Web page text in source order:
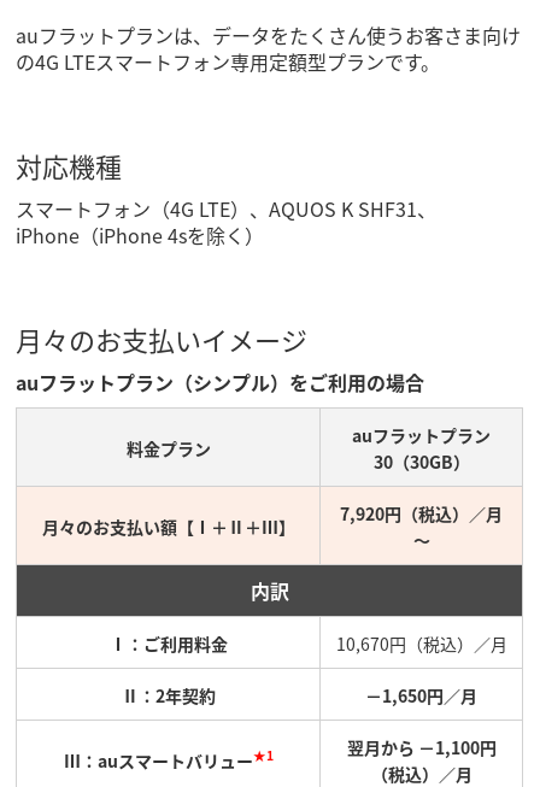
auフラットプランは、データをたくさん使うお客さま向け
の4G LTEスマートフォン専用定額型プランです。
対応機種
スマートフォン（4G LTE）、AQUOS K SHF31、
iPhone（iPhone 4sを除く）
月々のお支払いイメージ
auフラットプラン（シンプル）をご利用の場合
料金プラン
auフラットプラン
30（30GB）
月々のお支払い額【Ⅰ＋Ⅱ＋Ⅲ】
7,920円（税込）／月
～
内訳
Ⅰ：ご利用料金 10,670円（税込）／月
Ⅱ：2年契約 －1,650円／月
Ⅲ：auスマートバリュー★1
翌月から －1,100円
（税込）／月